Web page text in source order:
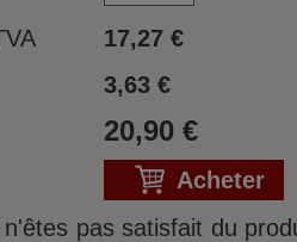
17,27€
3,63€
20,90€
Acheter
n'êtes pas satisfait du